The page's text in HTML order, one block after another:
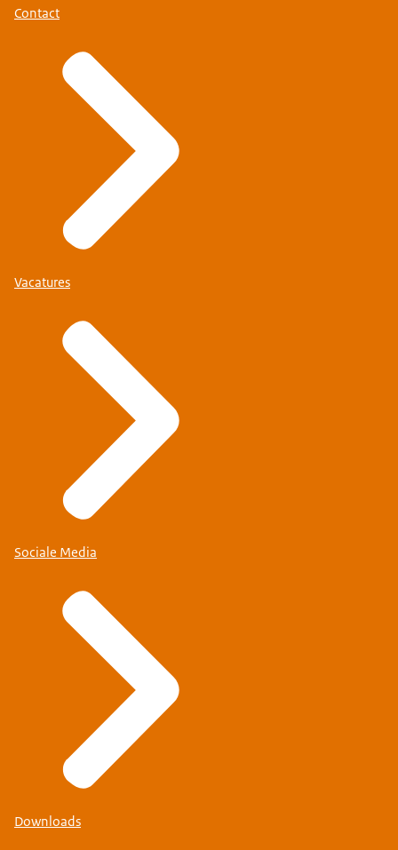
Contact
Vacatures
Sociale Media
Downloads